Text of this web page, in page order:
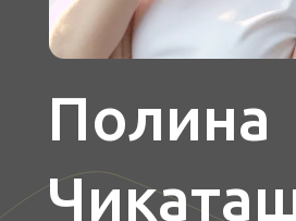
О преподавателе